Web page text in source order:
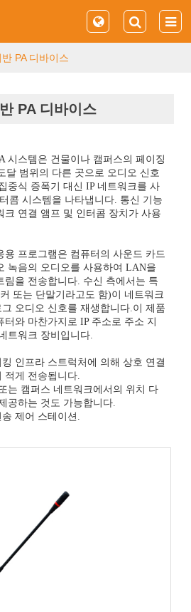
반 PA 디바이스
PA 디바이스
시스템은 건물이나 캠퍼스의 페이징
달 범위의 다른 곳으로 오디오 신호
중식 증폭기 대신 IP 네트워크를 사
콤 시스템을 나타냅니다. 통신 기능
크 연결 앰프 및 인터콤 장치가 사용
용 프로그램은 컴퓨터의 사운드 카드
녹음의 오디오를 사용하여 LAN을
림을 전송합니다. 수신 측에서는 특
또는 단말기라고도 함)이 네트워크
오디오 신호를 재생합니다.이 제품
와 마찬가지로 IP 주소로 주소 지
트워크 장비입니다.
인프라 스트럭처에 의해 상호 연결
적게 전송됩니다.
는 캠퍼스 네트워크에서의 위치 다
공하는 것도 가능합니다.
제어 스테이션.